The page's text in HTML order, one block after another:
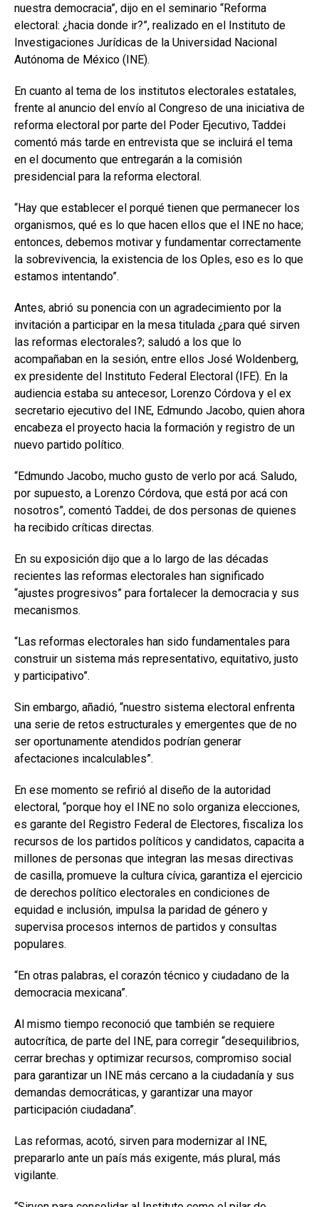
nuestra democracia”, dijo en el seminario “Reforma
electoral: ¿hacia donde ir?”, realizado en el Instituto de
Investigaciones Jurídicas de la Universidad Nacional
Autónoma de México (INE).
En cuanto al tema de los institutos electorales estatales,
frente al anuncio del envío al Congreso de una iniciativa de
reforma electoral por parte del Poder Ejecutivo, Taddei
comentó más tarde en entrevista que se incluirá el tema
en el documento que entregarán a la comisión
presidencial para la reforma electoral.
“Hay que establecer el porqué tienen que permanecer los
organismos, qué es lo que hacen ellos que el INE no hace;
entonces, debemos motivar y fundamentar correctamente
la sobrevivencia, la existencia de los Oples, eso es lo que
estamos intentando”.
Antes, abrió su ponencia con un agradecimiento por la
invitación a participar en la mesa titulada ¿para qué sirven
las reformas electorales?; saludó a los que lo
acompañaban en la sesión, entre ellos José Woldenberg,
ex presidente del Instituto Federal Electoral (IFE). En la
audiencia estaba su antecesor, Lorenzo Córdova y el ex
secretario ejecutivo del INE, Edmundo Jacobo, quien ahora
encabeza el proyecto hacia la formación y registro de un
nuevo partido político.
“Edmundo Jacobo, mucho gusto de verlo por acá. Saludo,
por supuesto, a Lorenzo Córdova, que está por acá con
nosotros”, comentó Taddei, de dos personas de quienes
ha recibido críticas directas.
En su exposición dijo que a lo largo de las décadas
recientes las reformas electorales han significado
“ajustes progresivos” para fortalecer la democracia y sus
mecanismos.
“Las reformas electorales han sido fundamentales para
construir un sistema más representativo, equitativo, justo
y participativo”.
Sin embargo, añadió, “nuestro sistema electoral enfrenta
una serie de retos estructurales y emergentes que de no
ser oportunamente atendidos podrían generar
afectaciones incalculables”.
En ese momento se refirió al diseño de la autoridad
electoral, “porque hoy el INE no solo organiza elecciones,
es garante del Registro Federal de Electores, fiscaliza los
recursos de los partidos políticos y candidatos, capacita a
millones de personas que integran las mesas directivas
de casilla, promueve la cultura cívica, garantiza el ejercicio
de derechos político electorales en condiciones de
equidad e inclusión, impulsa la paridad de género y
supervisa procesos internos de partidos y consultas
populares.
“En otras palabras, el corazón técnico y ciudadano de la
democracia mexicana”.
Al mismo tiempo reconoció que también se requiere
autocrítica, de parte del INE, para corregir “desequilibrios,
cerrar brechas y optimizar recursos, compromiso social
para garantizar un INE más cercano a la ciudadanía y sus
demandas democráticas, y garantizar una mayor
participación ciudadana”.
Las reformas, acotó, sirven para modernizar al INE,
prepararlo ante un país más exigente, más plural, más
vigilante.